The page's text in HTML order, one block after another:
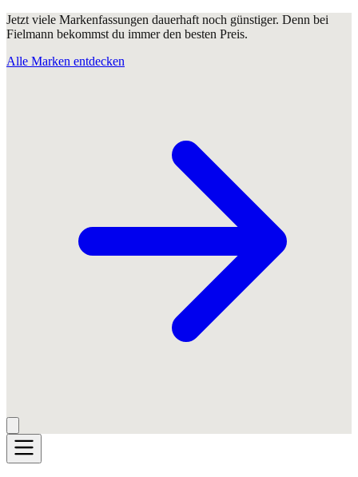
Jetzt viele Markenfassungen dauerhaft noch günstiger. Denn bei
Fielmann bekommst du immer den besten Preis.
Alle Marken entdecken